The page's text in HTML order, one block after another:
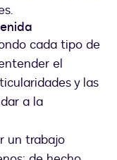
cada tipo de
el
y las
a la
un trabajo